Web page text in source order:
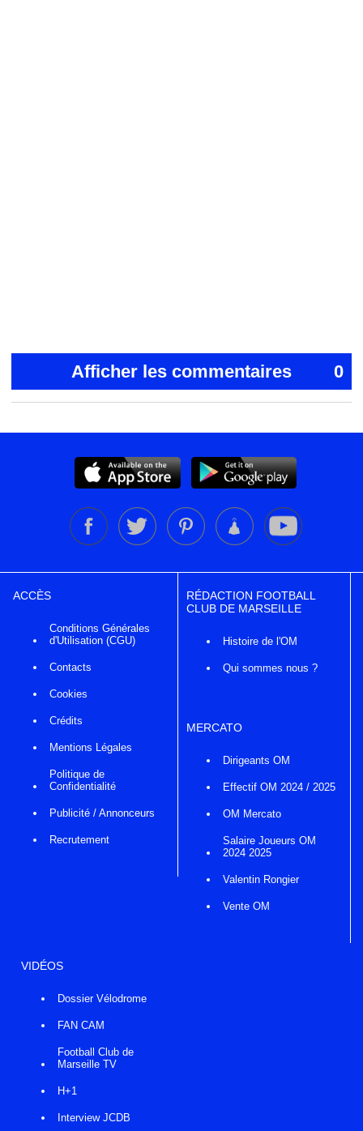
Afficher les commentaires 0
ACCÈS
Conditions Générales
d'Utilisation (CGU)
Contacts
Cookies
Crédits
Mentions Légales
Politique de
Confidentialité
Publicité / Annonceurs
Recrutement
RÉDACTION FOOTBALL
CLUB DE MARSEILLE
Histoire de l'OM
Qui sommes nous ?
MERCATO
Dirigeants OM
Effectif OM 2024 / 2025
OM Mercato
Salaire Joueurs OM
2024 2025
Valentin Rongier
Vente OM
VIDÉOS
Dossier Vélodrome
FAN CAM
Football Club de
Marseille TV
H+1
Interview JCDB